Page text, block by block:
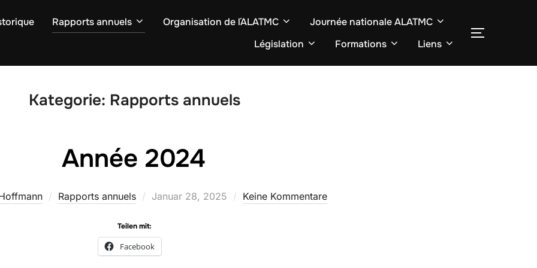
Rapports annuels Organisation de l´ALATMC
Journée nationale ALATMC
Législation
Formations Liens
Kategorie: Rapports annuels
Année 2024
Rapports annuels
Veröffentlicht
Januar 28, 2025 Keine Kommentare
Teilen mit:
Facebook